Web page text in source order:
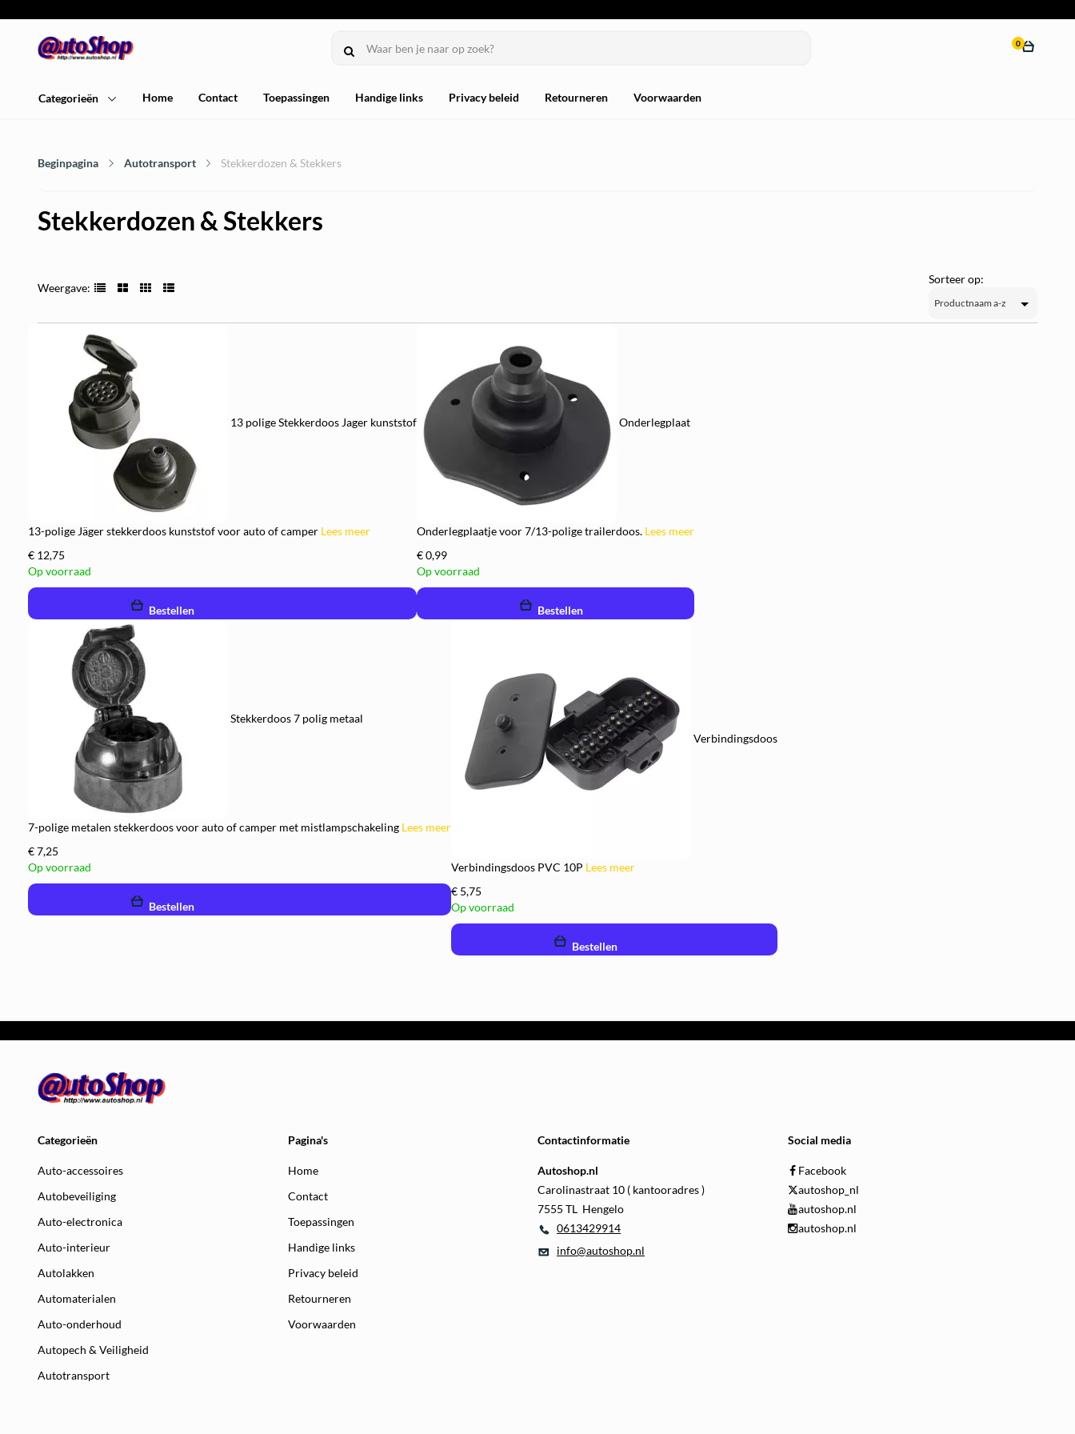
0
Categorieën Home Contact Toepassingen Handige links Privacy beleid Retourneren Voorwaarden
Beginpagina Autotransport Stekkerdozen & Stekkers
Stekkerdozen & Stekkers
Sorteer op:
Weergave:
13 polige Stekkerdoos Jager kunststof
13-polige Jäger stekkerdoos kunststof voor auto of camper Lees meer
€ 12,75
Op voorraad
Bestellen
Onderlegplaat
Onderlegplaatje voor 7/13-polige trailerdoos. Lees meer
€ 0,99
Op voorraad
Bestellen
Stekkerdoos 7 polig metaal
7-polige metalen stekkerdoos voor auto of camper met mistlampschakeling Lees meer
€ 7,25
Op voorraad
Bestellen
Verbindingsdoos
Verbindingsdoos PVC 10P Lees meer
€ 5,75
Op voorraad
Bestellen
Categorieën
Auto-accessoires
Autobeveiliging
Auto-electronica
Auto-interieur
Autolakken
Automaterialen
Auto-onderhoud
Autopech & Veiligheid
Autotransport
Pagina's
Home
Contact
Toepassingen
Handige links
Privacy beleid
Retourneren
Voorwaarden
Contactinformatie
Autoshop.nl
Carolinastraat 10 ( kantooradres )
7555 TL Hengelo
0613429914
info@autoshop.nl
Social media
Facebook
autoshop_nl
autoshop.nl
autoshop.nl